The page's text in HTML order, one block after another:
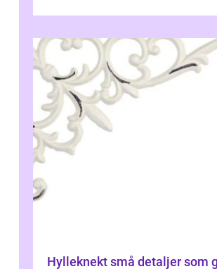
Hylleknekt små detaljer som gjør stor